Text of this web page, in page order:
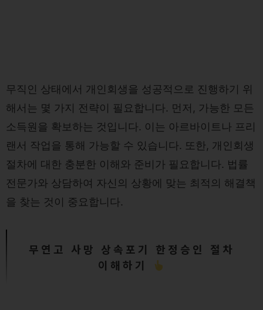
무직인 상태에서 개인회생을 성공적으로 진행하기 위
해서는 몇 가지 전략이 필요합니다. 먼저, 가능한 모든
소득원을 확보하는 것입니다. 이는 아르바이트나 프리
랜서 작업을 통해 가능할 수 있습니다. 또한, 개인회생
절차에 대한 충분한 이해와 준비가 필요합니다. 법률
전문가와 상담하여 자신의 상황에 맞는 최적의 해결책
을 찾는 것이 중요합니다.
무연고 사망 상속포기 한정승인 절차
이해하기